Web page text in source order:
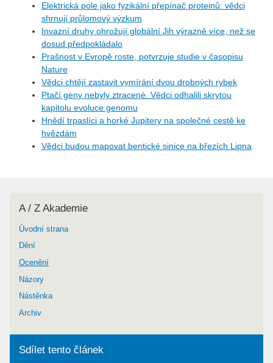
Elektrická pole jako fyzikální přepínač proteinů: vědci
shrnují průlomový výzkum
Invazní druhy ohrožují globální Jih výrazně více, než se
dosud předpokládalo
Prašnost v Evropě roste, potvrzuje studie v časopisu
Nature
Vědci chtějí zastavit vymírání dvou drobných rybek
Ptačí geny nebyly ztracené. Vědci odhalili skrytou
kapitolu evoluce genomu
Hnědí trpaslíci a horké Jupitery na společné cestě ke
hvězdám
Vědci budou mapovat bentické sinice na březích Lipna
A / Z Akademie
Úvodní strana
Dění
Ocenění
Názory
Nástěnka
Archiv
Sdílet tento článek